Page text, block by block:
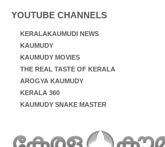
YOUTUBE CHANNELS
KERALAKAUMUDI NEWS
KAUMUDY
KAUMUDY MOVIES
THE REAL TASTE OF KERALA
AROGYA KAUMUDY
KERALA 360
KAUMUDY SNAKE MASTER